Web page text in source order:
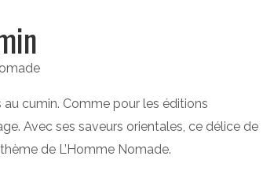
cumin. Comme pour les éditions
Avec ses saveurs orientales, ce délice de
de L’Homme Nomade.